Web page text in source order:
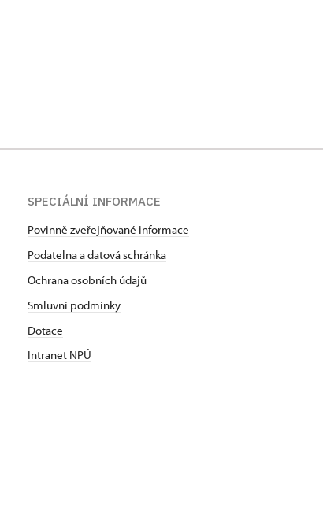
SPECIÁLNÍ INFORMACE
Povinně zveřejňované informace
Podatelna a datová schránka
Ochrana osobních údajů
Smluvní podmínky
Dotace
Intranet NPÚ